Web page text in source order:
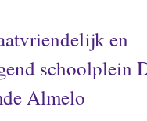
en
schoolplein
Almelo